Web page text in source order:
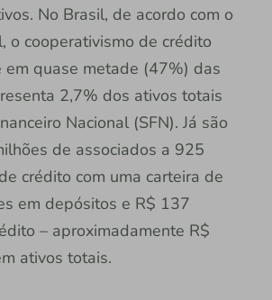
No Brasil, de acordo com o
o cooperativismo de crédito
em quase metade (47%) das
2,7% dos ativos totais
Nacional (SFN). Já são
de associados a 925
crédito com uma carteira de
em depósitos e R$ 137
– aproximadamente R$
ativos totais.